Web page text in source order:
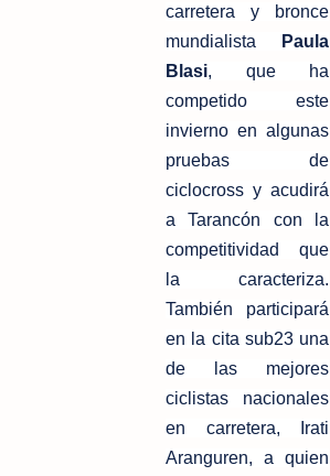
carretera y bronce
mundialista
Paula
Blasi, que ha
competido este
invierno en algunas
pruebas de
ciclocross y acudirá
a Tarancón con la
competitividad que
la caracteriza.
También participará
en la cita sub23 una
de las mejores
ciclistas nacionales
en carretera, Irati
Aranguren, a quien